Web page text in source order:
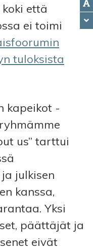
että
ei toimi
tuloksista
kapeikot -
us” tarttui
julkisen
kanssa,
Yksi
päättäjät ja
eivät